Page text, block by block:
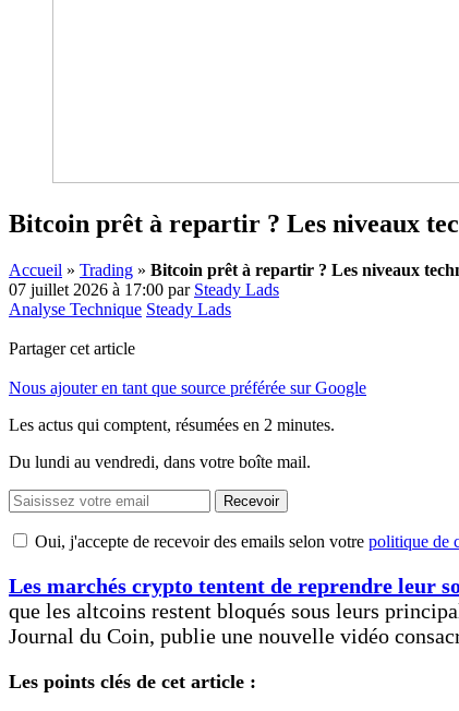
Bitcoin prêt à repartir ? Les niveaux
Accueil » Trading » Bitcoin prêt à repartir ? Les niveaux
07 juillet 2026 à 17:00 par Steady Lads
Analyse Technique Steady Lads
Partager cet article
Nous ajouter en tant que source préférée sur Google
Les actus qui comptent, résumées en 2 minutes.
Du lundi au vendredi, dans votre boîte mail.
Recevoir
Oui, j'accepte de recevoir des emails selon votre politique de
Les marchés crypto tentent de reprendre leur
que les altcoins restent bloqués sous leurs
Journal du Coin, publie une nouvelle vidéo
Les points clés de cet article :